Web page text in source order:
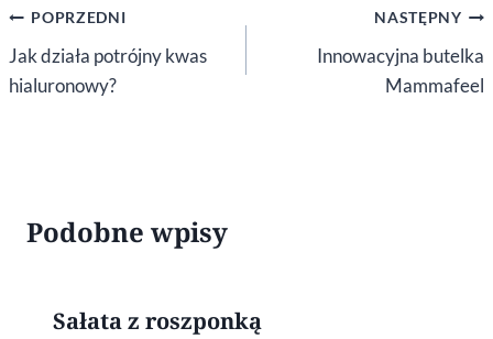
Nawigacja
wpisu
POPRZEDNI
Jak działa potrójny kwas
hialuronowy?
NASTĘPNY
Innowacyjna butelka
Mammafeel
Podobne wpisy
Sałata z roszponką